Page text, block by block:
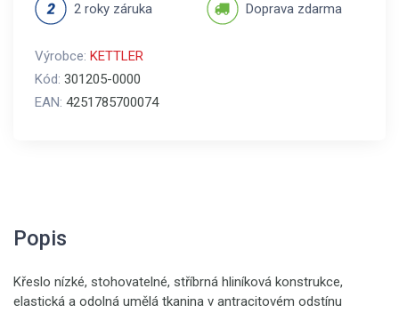
2 roky záruka Doprava zdarma
Výrobce: KETTLER
Kód: 301205-0000
EAN: 4251785700074
Popis
Křeslo nízké, stohovatelné, stříbrná hliníková konstrukce,
elastická a odolná umělá tkanina v antracitovém odstínu